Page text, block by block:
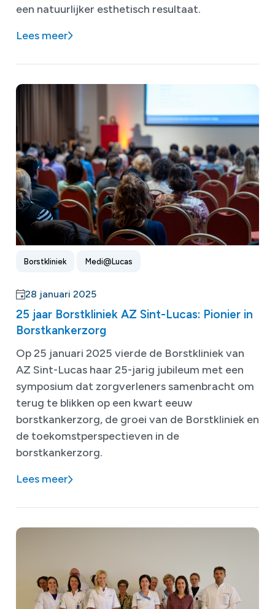
een natuurlijker esthetisch resultaat.
Lees meer
Borstkliniek Medi@Lucas
28 januari 2025
25 jaar Borstkliniek AZ Sint-Lucas: Pionier in
Borstkankerzorg
Op 25 januari 2025 vierde de Borstkliniek van
AZ Sint-Lucas haar 25-jarig jubileum met een
symposium dat zorgverleners samenbracht om
terug te blikken op een kwart eeuw
borstkankerzorg, de groei van de Borstkliniek en
de toekomstperspectieven in de
borstkankerzorg.
Lees meer